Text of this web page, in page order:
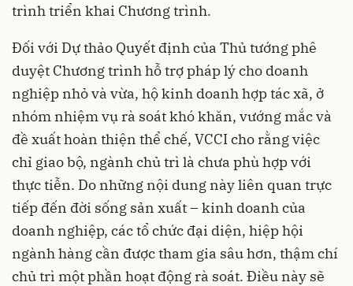
trình triển khai Chương trình.
Đối với Dự thảo Quyết định của Thủ tướng phê
duyệt Chương trình hỗ trợ pháp lý cho doanh
nghiệp nhỏ và vừa, hộ kinh doanh hợp tác xã, ở
nhóm nhiệm vụ rà soát khó khăn, vướng mắc và
đề xuất hoàn thiện thể chế, VCCI cho rằng việc
chỉ giao bộ, ngành chủ trì là chưa phù hợp với
thực tiễn. Do những nội dung này liên quan trực
tiếp đến đời sống sản xuất – kinh doanh của
doanh nghiệp, các tổ chức đại diện, hiệp hội
ngành hàng cần được tham gia sâu hơn, thậm chí
chủ trì một phần hoạt động rà soát. Điều này sẽ